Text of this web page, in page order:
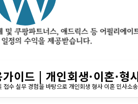
이드 | 개인회생·이혼·형
접수 실무 경험을 바탕으로 개인회생 형사 이혼 민사소